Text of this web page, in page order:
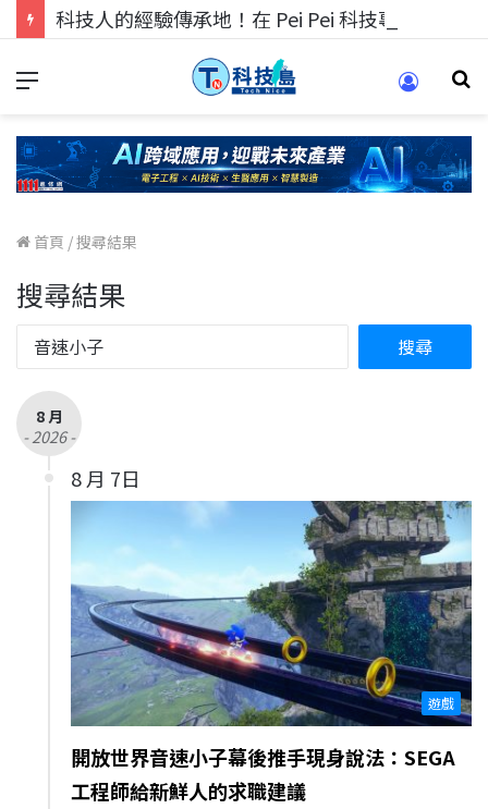
首頁 /搜尋結果
搜尋結果
8 月
- 2026 -
8 月 7日
遊戲
開放世界音速小子幕後推手現身說法：SEGA
工程師給新鮮人的求職建議